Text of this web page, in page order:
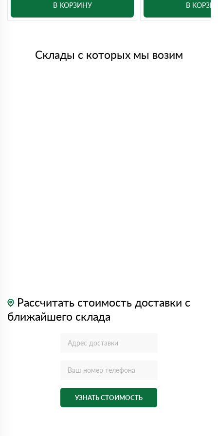
В КОРЗИНУ В
Склады с которых мы возим
Рассчитать стоимость доставки с
ближайшего склада
УЗНАТЬ СТОИМОСТЬ